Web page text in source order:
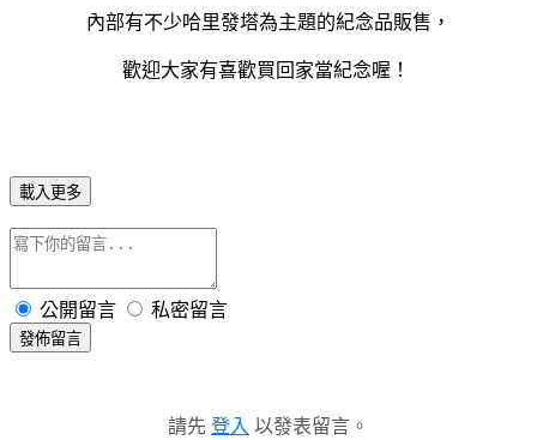
內部有不少哈里發塔為主題的紀念品販售，
歡迎大家有喜歡買回家當紀念喔！
載入更多
公開留言 私密留言
發佈留言
請先 登入 以發表留言。